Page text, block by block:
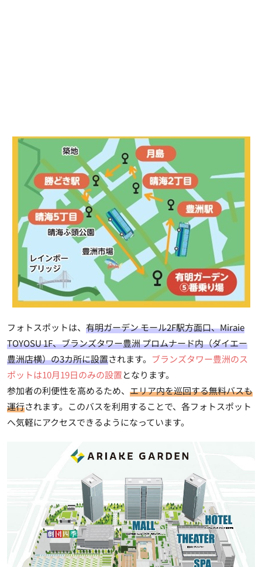
フォトスポットは、 有明ガーデン モール2F駅方面口、Miraie
TOYOSU 1F、ブランズタワー豊洲 プロムナード内（ダイエー
豊洲店横）の3カ所に設置されます。 ブランズタワー豊洲のス
ポットは10月19日のみの設置となります。
参加者の利便性を高めるため、 エリア内を巡回する無料バスも
運行されます。このバスを利用することで、各フォトスポット
へ気軽にアクセスできるようになっています。